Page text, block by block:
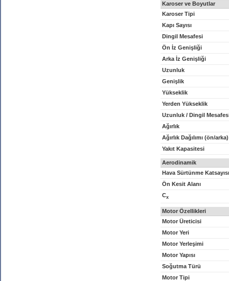
Karoser ve Boyutlar
Karoser Tipi
Kapı Sayısı
Dingil Mesafesi
Ön İz Genişliği
Arka İz Genişliği
Uzunluk
Genişlik
Yükseklik
Yerden Yükseklik
Uzunluk / Dingil
Ağırlık
Ağırlık Dağılımı (ön/arka)
Yakıt Kapasitesi
Aerodinamik
Hava Sürtünme Katsayısı
Ön Kesit Alanı
Cx
Motor Özellikleri
Motor Üreticisi
Motor Yeri
Motor Yerleşimi
Motor Yapısı
Soğutma Türü
Motor Tipi